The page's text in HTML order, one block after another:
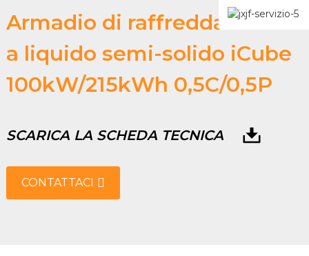
Armadio di raffreddamento
a liquido semi-solido iCube
100kW/215kWh 0,5C/0,5P
SCARICA LA SCHEDA TECNICA
CONTATTACI